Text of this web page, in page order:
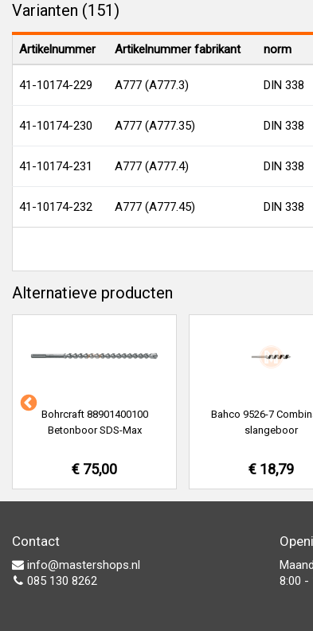
Varianten (151)
Artikelnummer Artikelnummer fabrikant norm
41-10174-229 A777 (A777.3) DIN 338
41-10174-230 A777 (A777.35) DIN 338
41-10174-231 A777 (A777.4) DIN 338
41-10174-232 A777 (A777.45) DIN 338
Alternatieve producten
Bohrcraft 88901400100
Betonboor SDS-Max
€ 75,00
Bahco 9526-7
slangeboor
€ 18,79
Contact
info@mastershops.nl
085 130 8262
8:00 -